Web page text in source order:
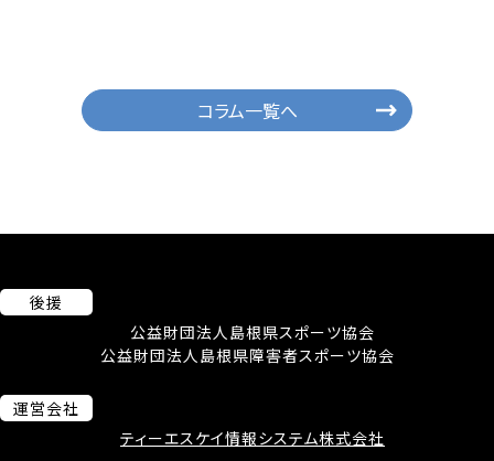
コラム一覧へ
後援
公益財団法人島根県スポーツ協会
公益財団法人島根県障害者スポーツ協会
運営会社
ティーエスケイ情報システム株式会社